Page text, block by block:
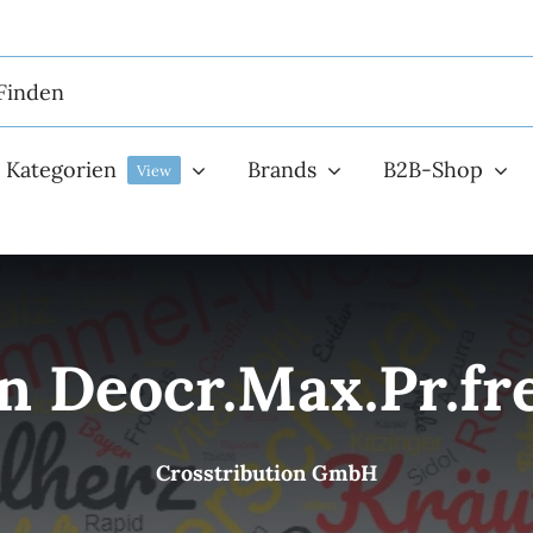
Kategorien View Brands B2B-Shop
Crosstribution GmbH